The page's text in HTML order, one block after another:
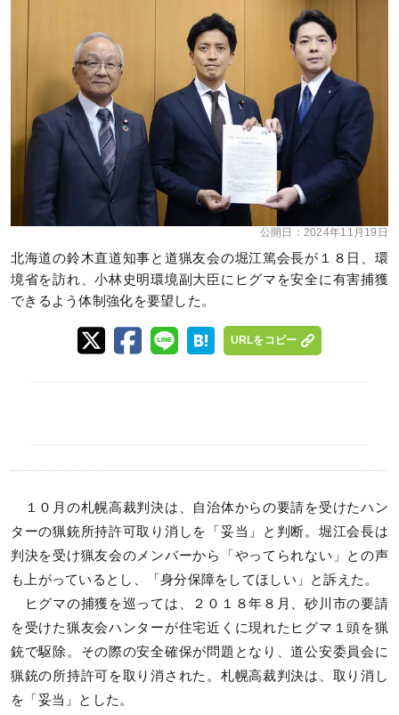
公開日： 2024年11月19日
北海道の鈴木直道知事と道猟友会の堀江篤会長が１８日、環
境省を訪れ、小林史明環境副大臣にヒグマを安全に有害捕獲
できるよう体制強化を要望した。
URLをコピー
１０月の札幌高裁判決は、自治体からの要請を受けたハン
ターの猟銃所持許可取り消しを「妥当」と判断。堀江会長は
判決を受け猟友会のメンバーから「やってられない」との声
も上がっているとし、「身分保障をしてほしい」と訴えた。
ヒグマの捕獲を巡っては、２０１８年８月、砂川市の要請
を受けた猟友会ハンターが住宅近くに現れたヒグマ１頭を猟
銃で駆除。その際の安全確保が問題となり、道公安委員会に
猟銃の所持許可を取り消された。札幌高裁判決は、取り消し
を「妥当」とした。